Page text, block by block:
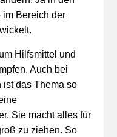
im Bereich der
Hilfsmittel und
Auch bei
ist das Thema so
Sie macht alles für
zu ziehen. So